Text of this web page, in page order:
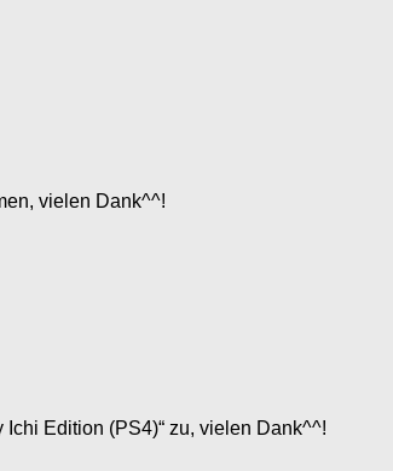
vielen Dank^^!
Edition (PS4)“ zu, vielen Dank^^!